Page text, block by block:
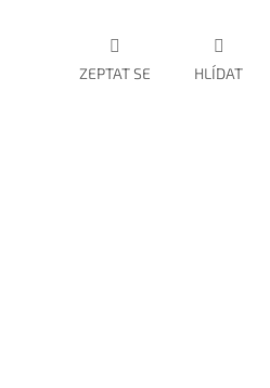
ZEPTAT SE HLÍDAT